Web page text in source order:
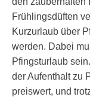
Frühlingsdüften
Kurzurlaub über
werden. Dabei
Pfingsturlaub
der Aufenthalt zu
preiswert, und